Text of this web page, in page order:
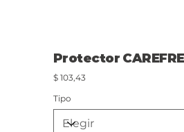
Protector
Precio
$ 103,43
Tipo